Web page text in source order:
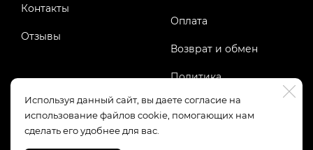
Используя данный сайт, вы даете согласие на
использование файлов cookie, помогающих нам
сделать его удобнее для вас.
Контакты
Отзывы
Оплата
Возврат и обмен
Политика
конфиденциальности
Публичная оферта